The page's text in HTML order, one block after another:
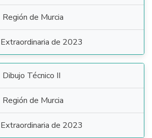
Región de Murcia
Extraordinaria de 2023
Dibujo Técnico II
Región de Murcia
Extraordinaria de 2023